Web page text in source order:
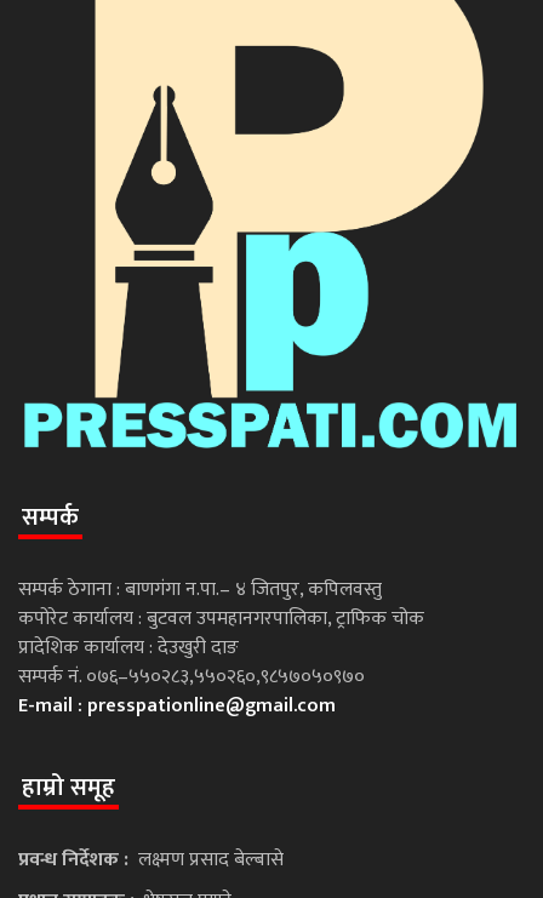
सम्पर्क
सम्पर्क ठेगाना : बाणगंगा न.पा.– ४ जितपुर, कपिलवस्तु
कपोरेट कार्यालय : बुटवल उपमहानगरपालिका, ट्राफिक चोक
प्रादेशिक कार्यालय : देउखुरी दाङ
सम्पर्क नं. ०७६–५५०२८३,५५०२६०,९८५७०५०९७०
E-mail : presspationline@gmail.com
हाम्रो समूह
प्रवन्ध निर्देशक : लक्ष्मण प्रसाद बेल्बासे